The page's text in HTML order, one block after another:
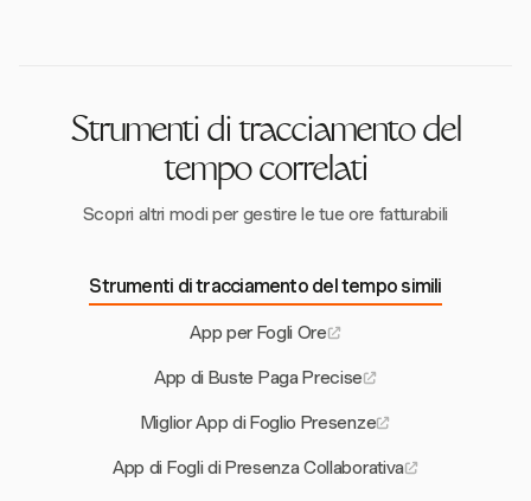
Strumenti di tracciamento del
tempo correlati
Scopri altri modi per gestire le tue ore fatturabili
Strumenti di tracciamento del tempo simili
App per Fogli Ore
App di Buste Paga Precise
Miglior App di Foglio Presenze
App di Fogli di Presenza Collaborativa